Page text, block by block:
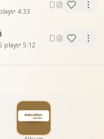
plays• 4:33
plays• 5:12